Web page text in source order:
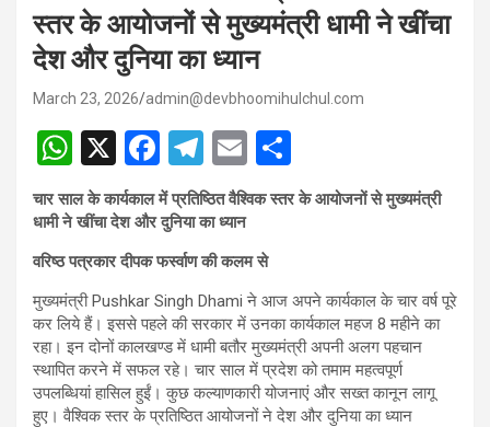
स्तर के आयोजनों से मुख्यमंत्री धामी ने खींचा
देश और दुनिया का ध्यान
March 23, 2026 admin@devbhoomihulchul.com
W
h
at
s
A
p
p
X
F
a
ce
b
o
o
k
T
el
e
gr
a
m
E
m
ail
h
ar
चार साल के कार्यकाल में प्रतिष्ठित वैश्विक स्तर के आयोजनों से मुख्यमंत्री
धामी ने खींचा देश और दुनिया का ध्यान
वरिष्ठ पत्रकार दीपक फर्स्वाण की कलम से
मुख्यमंत्री Pushkar Singh Dhami ने आज अपने कार्यकाल के चार वर्ष पूरे
कर लिये हैं। इससे पहले की सरकार में उनका कार्यकाल महज 8 महीने का
रहा। इन दोनों कालखण्ड में धामी बतौर मुख्यमंत्री अपनी अलग पहचान
स्थापित करने में सफल रहे। चार साल में प्रदेश को तमाम महत्वपूर्ण
उपलब्धियां हासिल हुईं। कुछ कल्याणकारी योजनाएं और सख्त कानून लागू
हुए। वैश्विक स्तर के प्रतिष्ठित आयोजनों ने देश और दुनिया का ध्यान